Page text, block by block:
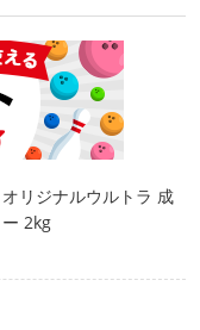
リジナルウルトラ 成
2kg